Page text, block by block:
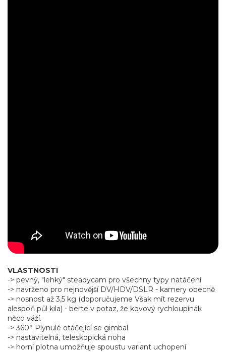
VLASTNOSTI
-> pevný, "lehký" steadycam pro všechny typy natáčení
-> navrženo pro nejnovější DV/HDV/DSLR - kamery obecně
-> nosnost až 3,5 kg (doporučujeme Však mít rezervu
alespoň půl kila) - berte v potaz, že kovový rychloupínák
něco váží.
-> 360° Plynulé otáčející se gimbal
-> nastavitelná, teleskopická noha
-> horní plotna umožňuje spoustu variant uchopení